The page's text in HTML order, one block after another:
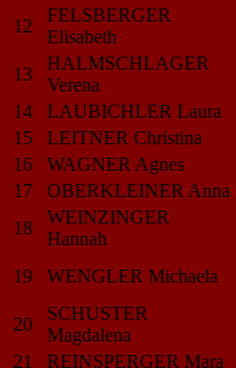
12
FELSBERGER
Elisabeth
13
HALMSCHLAGER
Verena
14
LAUBICHLER Laura
15
LEITNER Christina
16
WAGNER Agnes
17
OBERKLEINER Anna
18
WEINZINGER
Hannah
19 WENGLER Michaela
20
SCHUSTER
Magdalena
21
REINSPERGER Mara